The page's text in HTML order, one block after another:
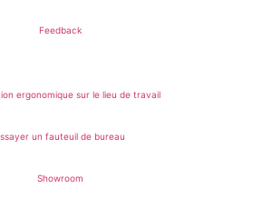
Feedback
ergonomique sur le lieu de travail
un fauteuil de bureau
Showroom